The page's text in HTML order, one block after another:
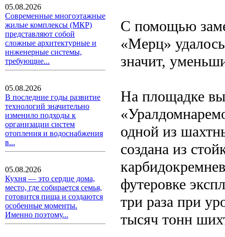
05.08.2026
Современные многоэтажные
жилые комплексы (МКР)
представляют собой
сложные архитектурные и
инженерные системы,
требующие...
05.08.2026
В последние годы развитие
технологий значительно
изменило подходы к
организации систем
отопления и водоснабжения
в...
05.08.2026
Кухня — это сердце дома,
место, где собирается семья,
готовится пища и создаются
особенные моменты.
Именно поэтому...
С помощью
«Мерц»
значит,
На площадке
одной из
создана из
футеровке
три раза при
тысяч тонн